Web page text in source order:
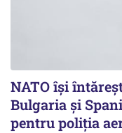
NATO își
Bulgaria și
pentru poliția